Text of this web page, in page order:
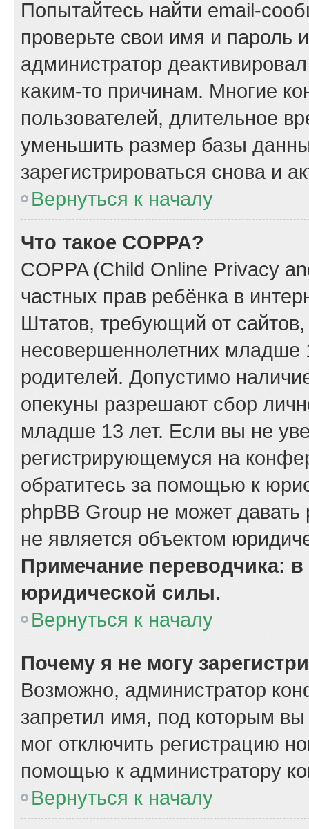
Попытайтесь найти email-
проверьте свои имя и пароль
администратор
каким-то причинам. Многие
пользователей, длительное
уменьшить размер базы
зарегистрироваться снова и
Вернуться к началу
Что такое COPPA?
COPPA (Child Online Privacy
частных прав ребёнка в
Штатов, требующий от
несовершеннолетних младше
родителей. Допустимо
опекуны разрешают сбор
младше 13 лет. Если вы не
регистрирующемуся на
обратитесь за помощью к
phpBB Group не может
не является объектом
Примечание переводчика:
юридической силы.
Вернуться к началу
Почему я не могу
Возможно, администратор
запретил имя, под которым
мог отключить регистрацию
помощью к администратору
Вернуться к началу